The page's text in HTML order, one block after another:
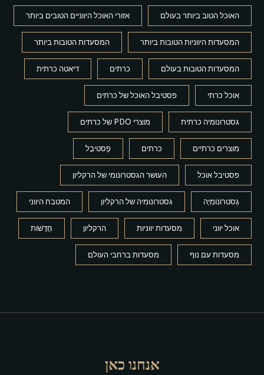
האוכל הטוב ביותר בעולם אזורי האוכל היווניים הטובים ביותר
המסעדות היווניות הטובות ביותר המסעדות הטובות ביותר
המסעדות הטובות בעולם כרתים דיאטה כרתית
אוכל כרתי פסטיבל האוכל של כרתים
גסטרונומיה כרתית מוצרי PDO של כרתים
מוצרים כרתיים כרתים פֶסטִיבָל
פסטיבל אוכל העושר הגסטרונומי של הרקליון
גַסטרוֹנוֹמִיָה גסטרונומיה של הרקליון המטבח היווני
אוכל יווני מסעדות יווניות הרקליון חֲדָשׁוֹת
מסעדות עם נוף מסעדות ברחבי העולם
אנחנו כאן